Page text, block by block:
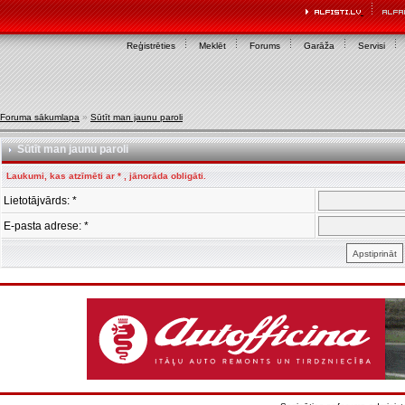
Reģistrēties Meklēt Forums Garāža Servisi
Foruma sākumlapa » Sūtīt man jaunu paroli
Sūtīt man jaunu paroli
Laukumi, kas atzīmēti ar * , jānorāda obligāti.
Lietotājvārds: *
E-pasta adrese: *